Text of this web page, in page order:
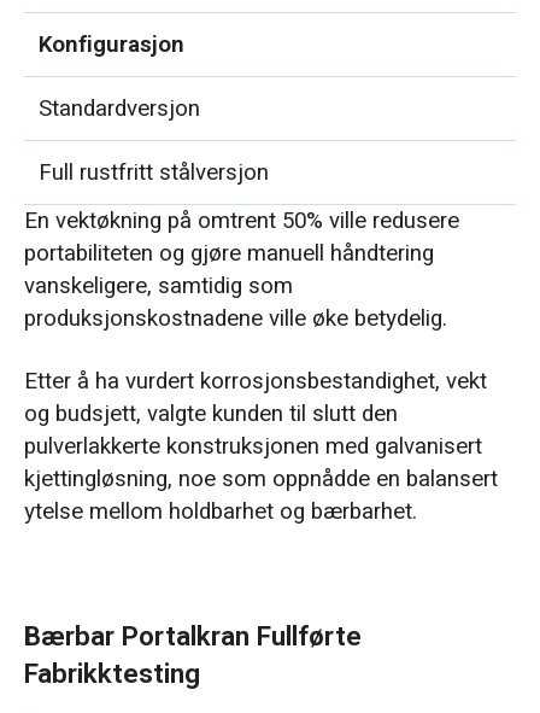
Konfigurasjon
Standardversjon
Full rustfritt stålversjon
En vektøkning på omtrent 50% ville redusere
portabiliteten og gjøre manuell håndtering
vanskeligere, samtidig som
produksjonskostnadene ville øke betydelig.
Etter å ha vurdert korrosjonsbestandighet, vekt
og budsjett, valgte kunden til slutt den
pulverlakkerte konstruksjonen med galvanisert
kjettingløsning, noe som oppnådde en balansert
ytelse mellom holdbarhet og bærbarhet.
Bærbar Portalkran Fullførte
Fabrikktesting